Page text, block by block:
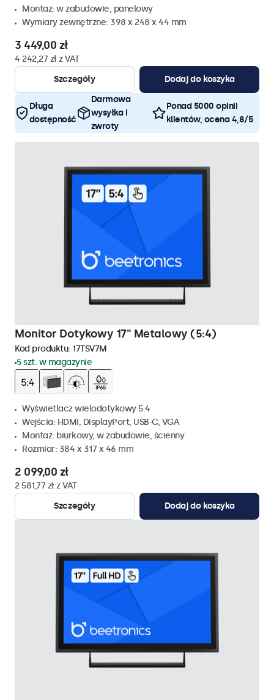
Montaz: w zabudowie, panelowy
Wymiary zewnętrzne: 398 x 248 x 44 mm
3 449,00 zł
4 242,27 zł z VAT
Szczegóły
Dodaj do koszyka
Długa
dostępność
Darmowa
wysyłka i
zwroty
Ponad 5000 opinii
klientów, ocena 4,8/5
Monitor Dotykowy 17" Metalowy (5:4)
Kod produktu: 17TSV7M
5 szt. w magazynie
Wyświetlacz wielodotykowy 5:4
Wejścia: HDMI, DisplayPort, USB-C, VGA
Montaż: biurkowy, w zabudowie, ścienny
Rozmiar: 384 x 317 x 46 mm
2 099,00 zł
2 581,77 zł z VAT
Szczegóły
Dodaj do koszyka